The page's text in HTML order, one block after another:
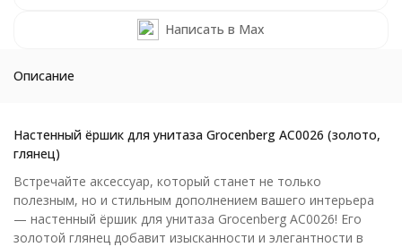
Написать в Max
Описание
Настенный ёршик для унитаза Grocenberg AC0026 (золото,
глянец)
Встречайте аксессуар, который станет не только
полезным, но и стильным дополнением вашего интерьера
— настенный ёршик для унитаза Grocenberg AC0026! Его
золотой глянец добавит изысканности и элегантности в